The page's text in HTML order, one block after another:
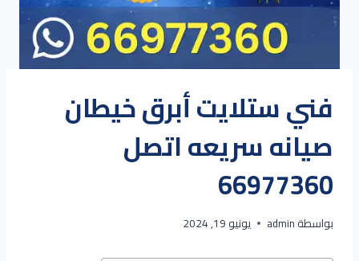
فني ستلايت أبرق خيطان
صيانه سريعه اتصل
66977360
بواسطةadmin يونيو 19, 2024